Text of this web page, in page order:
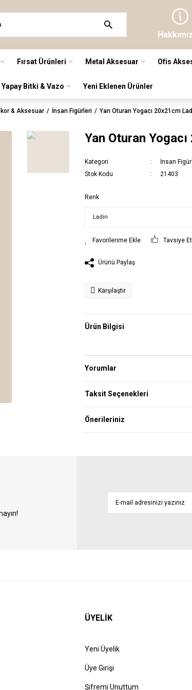
Fırsat Ürünleri Metal Aksesuar Ofis
Yapay Bitki & Vazo Yeni Eklenen Ürünler
& Aksesuar İnsan Figürleri Yan Oturan Yogacı 20x21cm
Yan Oturan
Kategori
İnsan
Stok Kodu
21403
Renk
Tavsiye Et
Ürünü Paylaş
Karşılaştır
Ürün Bilgisi
Yorumlar
Taksit Seçenekleri
Önerileriniz
ÜYELİK
Yeni Üyelik
Üye Girişi
Şifremi Unuttum